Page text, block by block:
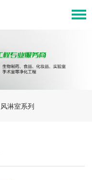
风淋室系列